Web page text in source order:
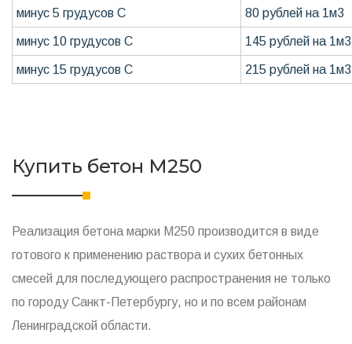
минус 5 грудусов С 80 рублей на 1м3
минус 10 грудусов С 145 рублей на 1м3
минус 15 грудусов С 215 рублей на 1м3
Купить бетон M250
Реализация бетона марки М250 производится в виде
готового к применению раствора и сухих бетонных
смесей для последующего распространения не только
по городу Санкт-Петербургу, но и по всем районам
Ленинградской области.